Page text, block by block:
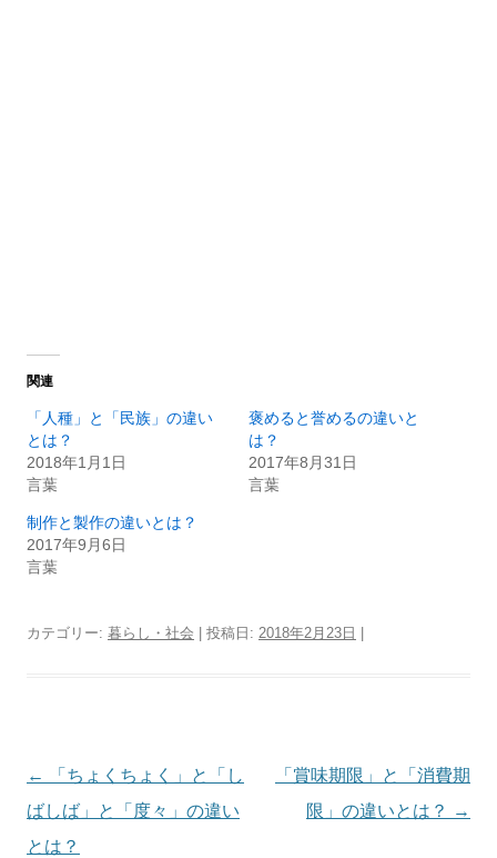
関連
「人種」と「民族」の違い
とは？
2018年1月1日
言葉
褒めると誉めるの違いと
は？
2017年8月31日
言葉
制作と製作の違いとは？
2017年9月6日
言葉
カテゴリー: 暮らし・社会 | 投稿日: 2018年2月23日
投
稿
ナ
←
「ちょくちょく」と「し
ばしば」と「度々」の違い
とは？
「賞味期限」と「消費期
限」の違いとは？
→